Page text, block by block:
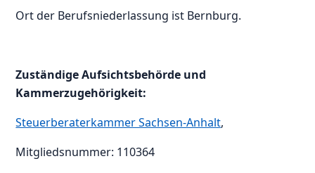
Ort der Berufsniederlassung ist Bernburg.
Zuständige Aufsichtsbehörde und
Kammerzugehörigkeit:
Steuerberaterkammer Sachsen-Anhalt,
Mitgliedsnummer: 110364